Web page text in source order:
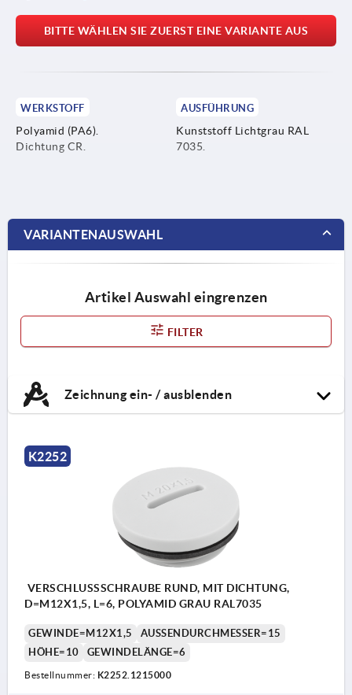
BITTE WÄHLEN SIE ZUERST EINE VARIANTE AUS
WERKSTOFF
Polyamid (PA6).
Dichtung CR.
AUSFÜHRUNG
Kunststoff Lichtgrau RAL
7035.
VARIANTENAUSWAHL
Artikel Auswahl eingrenzen
FILTER
Zeichnung ein- / ausblenden
K2252
VERSCHLUSSSCHRAUBE RUND, MIT DICHTUNG,
D=M12X1,5, L=6, POLYAMID GRAU RAL7035
GEWINDE=M12X1,5
AUSSENDURCHMESSER=15
HÖHE=10
GEWINDELÄNGE=6
Bestellnummer: K2252.1215000